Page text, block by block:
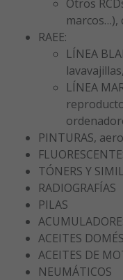
Otros
marcos…),
RAEE:
LÍNEA
LÍNEA
PINTURAS,
TÓNERS Y
RADIOGRAFÍAS
PILAS
ACEITES
ACEITES DE
NEUMÁTICOS